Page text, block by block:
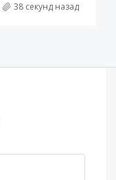
38 секунд назад